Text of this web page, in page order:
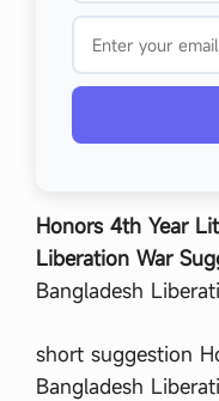
Honors 4th Year
Liberation War
Bangladesh
short suggestion
Bangladesh